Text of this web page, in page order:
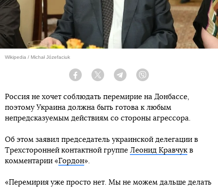
Wikipedia / Michał Józefaciuk
Facebook Twitter Telegram
Россия не хочет соблюдать перемирие на Донбассе,
поэтому Украина должна быть готова к любым
непредсказуемым действиям со стороны агрессора.
Об этом заявил председатель украинской делегации в
Трехсторонней контактной группе Леонид Кравчук в
комментарии «Гордон».
«Перемирия уже просто нет. Мы не можем дальше делать